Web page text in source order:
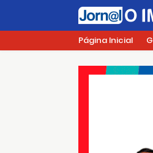
Página Inicial